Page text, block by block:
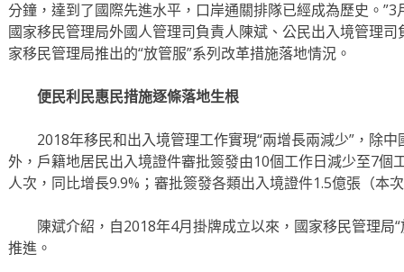
分鐘，達到了國際先進水平，口岸通關排隊已經成為歷史。
國家移民管理局外國人管理司負責人陳斌、公民出入境管理
家移民管理局推出的“放管服”系列改革措施落地情況。
便民利民惠民措施逐條落地生根
2018年移民和出入境管理工作實現“兩增長兩減少”，除中
外，戶籍地居民出入境證件審批簽發由10個工作日減少至7個
人次，同比增長9.9%；審批簽發各類出入境證件1.5億張（本
陳斌介紹，自2018年4月掛牌成立以來，國家移民管理局“
推進。